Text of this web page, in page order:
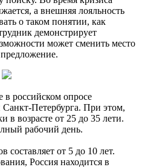
а внешняя лояльность
о таком понятии, как
демонстрирует
может сменить место
российском опросе
Петербурга. При этом,
в возрасте от 25 до 35 лети.
рабочий день.
от 5 до 10 лет.
Россия находится в